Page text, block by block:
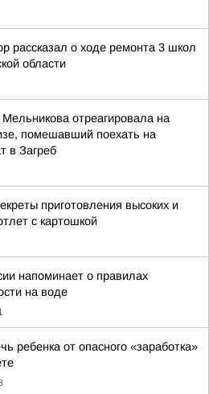
рассказал о ходе ремонта 3 школ
области
отреагировала на
помешавший поехать на
в Загреб
приготовления высоких и
с картошкой
напоминает о правилах
на воде
ребенка от опасного «заработка»